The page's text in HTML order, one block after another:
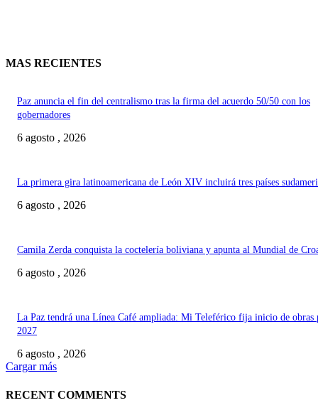
MAS RECIENTES
Paz anuncia el fin del centralismo tras la firma del acuerdo 50/50 con los
gobernadores
6 agosto , 2026
La primera gira latinoamericana de León XIV incluirá tres países
6 agosto , 2026
Camila Zerda conquista la coctelería boliviana y apunta al Mundial de
6 agosto , 2026
La Paz tendrá una Línea Café ampliada: Mi Teleférico fija inicio de obras
2027
6 agosto , 2026
Cargar más
RECENT COMMENTS